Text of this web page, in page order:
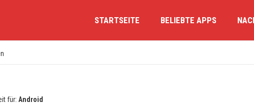
STARTSEITE BELIEBTE APPS
für: Android